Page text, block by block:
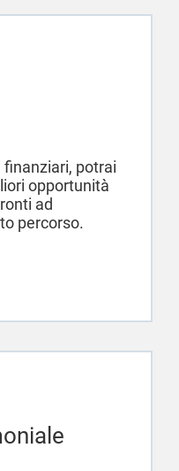
potrai
opportunità
ad
percorso.